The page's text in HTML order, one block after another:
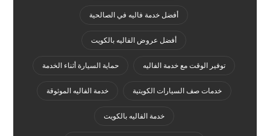
أفضل خدمة فاليه في الصالحية
أفضل عروض الفاليه بالكويت
توفير الوقت مع خدمة الفاليه حماية السيارة أثناء الخدمة
خدمات صف السيارات الكويتية خدمة الفاليه الموثوقة
خدمة الفاليه بالكويت